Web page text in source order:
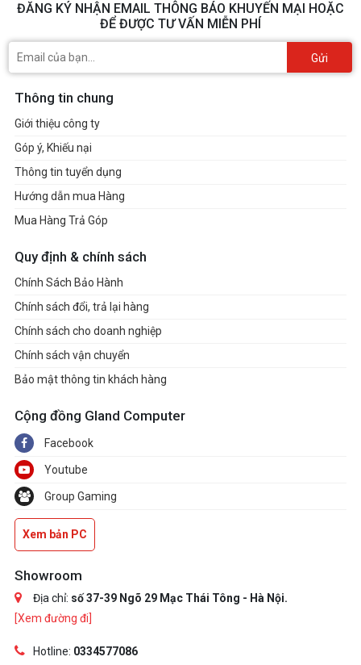
ĐĂNG KÝ NHẬN EMAIL THÔNG BÁO KHUYẾN MẠI HOẶC
ĐỂ ĐƯỢC TƯ VẤN MIỄN PHÍ
Gửi
Thông tin chung
Giới thiệu công ty
Góp ý, Khiếu nại
Thông tin tuyển dụng
Hướng dẫn mua Hàng
Mua Hàng Trả Góp
Quy định & chính sách
Chính Sách Bảo Hành
Chính sách đổi, trả lại hàng
Chính sách cho doanh nghiệp
Chính sách vận chuyển
Bảo mật thông tin khách hàng
Cộng đồng Gland Computer
Facebook
Youtube
Group Gaming
Xem bản PC
Showroom
Địa chỉ: số 37-39 Ngõ 29 Mạc Thái Tông - Hà Nội.
[Xem đường đi]
Hotline: 0334577086